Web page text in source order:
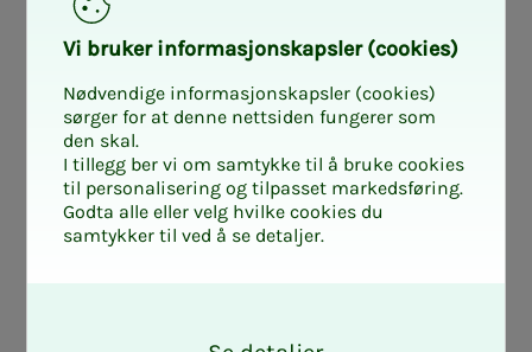
Rap­­­por­­­ter og
bro­­­sjy­­­­­rer fra NITO
BFI
Vi bru­­­ker in­­­for­­­ma­­­sjons­­­kaps­­­­­ler (cookies)
Nødvendige informasjonskapsler (cookies)
sørger for at denne nettsiden fungerer som
den skal.
I tillegg ber vi om samtykke til å bruke cookies
til personalisering og tilpasset markedsføring.
Godta alle eller velg hvilke cookies du
samtykker til ved å se detaljer.